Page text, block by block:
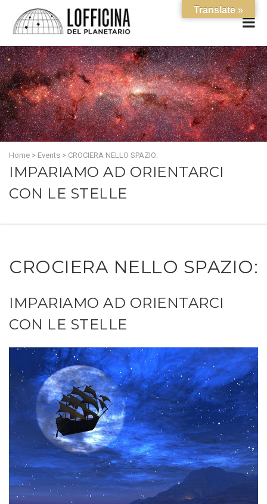
Home > Events > CROCIERA NELLO SPAZIO:
IMPARIAMO AD ORIENTARCI
CON LE STELLE
CROCIERA NELLO SPAZIO:
IMPARIAMO AD ORIENTARCI
CON LE STELLE
Translate »